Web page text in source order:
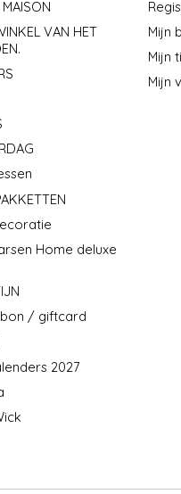
MAISON
VAN HET
Home deluxe
/ giftcard
2027
Mijn
Mijn
Mijn